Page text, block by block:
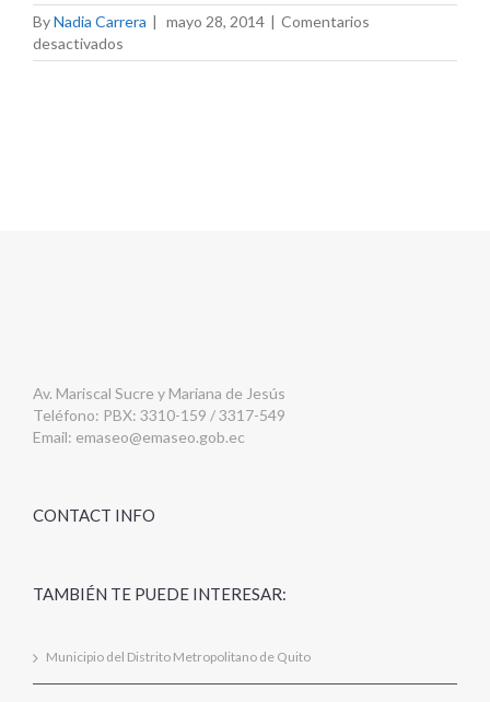
ByNadia Carrera | mayo 28, 2014 | Comentarios
desactivados
Paint
Av. Mariscal Sucre y Mariana de Jesús
Teléfono: PBX: 3310-159 / 3317-549
Email: emaseo@emaseo.gob.ec
CONTACT INFO
TAMBIÉN TE PUEDE INTERESAR:
Municipio del Distrito Metropolitano de Quito